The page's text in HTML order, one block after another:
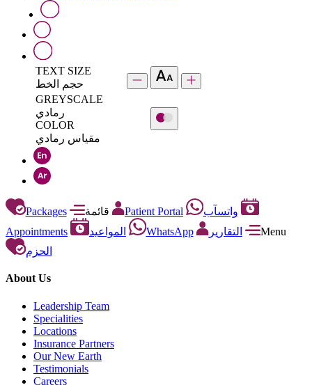
TEXT SIZE
حجم الخط
GREYSCALE
رمادي
COLOR
مقياس رمادي
Packages Patient Portal
واتسآب
Appointments
المواعيد WhatsApp التقارير
Menu
الحزم
About Us
Leadership Team
Specialities
Locations
Insurance Partners
Our New Earth
Testimonials
Careers